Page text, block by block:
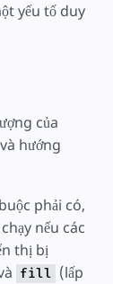
yếu tố duy
của
hướng
phải có,
nếu các
thị bị
fill (lấp